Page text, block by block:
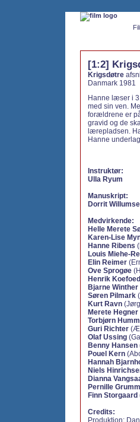
[1:2]
Krigsdøtre
Danmark 1981
Hanne læser i
med sin ven.
forældrene er
gravid og de
lærepladsen.
Hanne
Instruktør:
Ulla Ryum
Manuskript:
Dorrit
Medvirkende:
Helle Merete
Karen-Lise
Hanne Ribens
Louis Miehe-
Elin Reimer
Ove Sprogøe
Henrik Koefoed
Bjarne Winther
Søren Pilmark
Kurt Ravn
Merete Hegner
Torbjørn
Guri Richter
Olaf Ussing
Benny Hansen
Pouel Kern
Hannah
Niels
Dianna
Pernille
Finn Storgaard
Credits:
Produktion: